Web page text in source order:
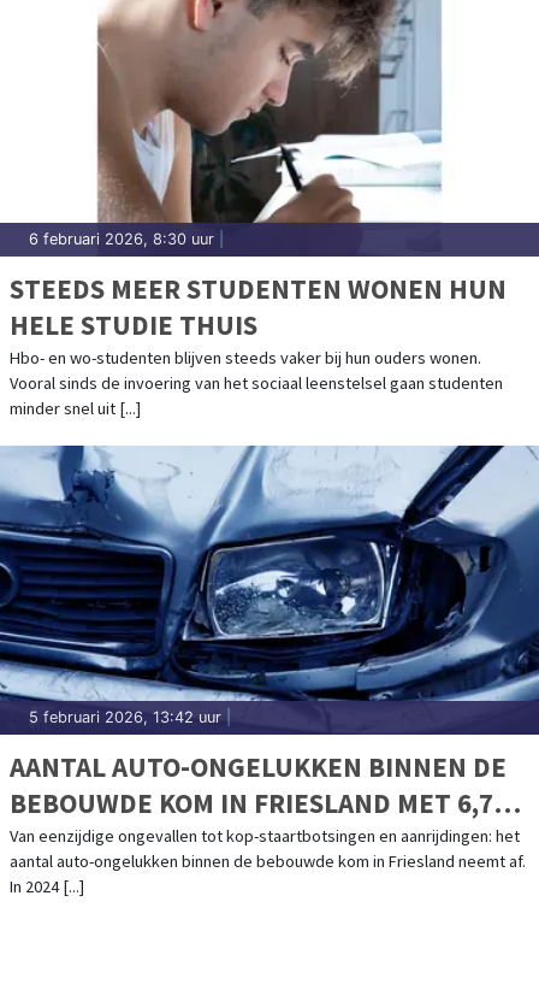
6 februari 2026, 8:30 uur
STEEDS MEER STUDENTEN WONEN HUN
HELE STUDIE THUIS
Hbo- en wo-studenten blijven steeds vaker bij hun ouders wonen.
Vooral sinds de invoering van het sociaal leenstelsel gaan studenten
minder snel uit [...]
5 februari 2026, 13:42 uur
AANTAL AUTO-ONGELUKKEN BINNEN DE
BEBOUWDE KOM IN FRIESLAND MET 6,7%
GEDAALD
Van eenzijdige ongevallen tot kop-staartbotsingen en aanrijdingen: het
aantal auto-ongelukken binnen de bebouwde kom in Friesland neemt af.
In 2024 [...]